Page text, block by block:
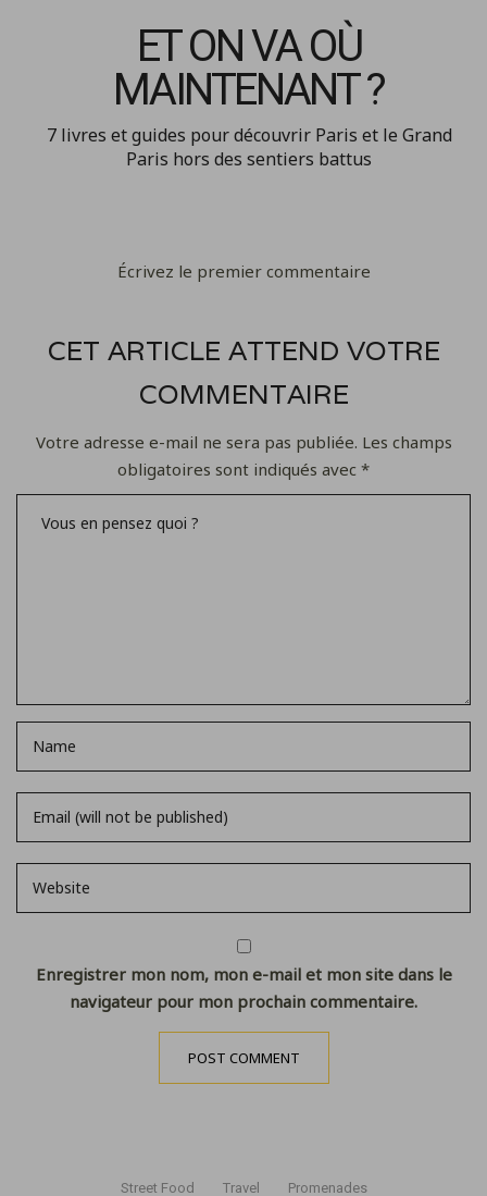
ET ON VA OÙ
MAINTENANT ?
7 livres et guides pour découvrir Paris et le Grand
Paris hors des sentiers battus
Écrivez le premier commentaire
CET ARTICLE ATTEND VOTRE
COMMENTAIRE
Votre adresse e-mail ne sera pas publiée. Les champs
obligatoires sont indiqués avec *
Enregistrer mon nom, mon e-mail et mon site dans le
navigateur pour mon prochain commentaire.
Street Food Travel Promenades